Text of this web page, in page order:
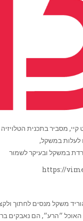
קיי, מסביר בתכנית
לעלות במשקל,
במשקל ובעיקר לשמור
https://
משקל מנסים לחתוך
״הרע״, הם נאבקים